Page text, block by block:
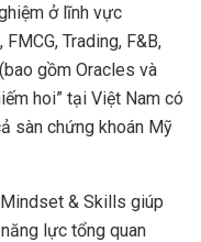
ở lĩnh vực
Trading, F&B,
gồm Oracles và
hoi” tại Việt Nam có
sàn chứng khoán Mỹ
& Skills giúp
lực tổng quan